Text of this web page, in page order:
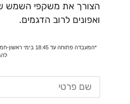
הצורך את משקפי השמש
ואפונים לרוב הדגמים.
*המעבדה פתוחה עד